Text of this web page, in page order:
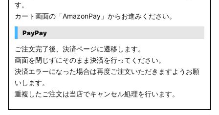
す。
カート画面の「AmazonPay」からお進みください。
PayPay
ご注文完了後、決済ページに遷移します。
画面を閉じずにそのまま決済を行ってください。
決済エラーになった場合は再度ご注文いただきますようお願
いします。
重複したご注文は当店でキャンセル処理を行います。